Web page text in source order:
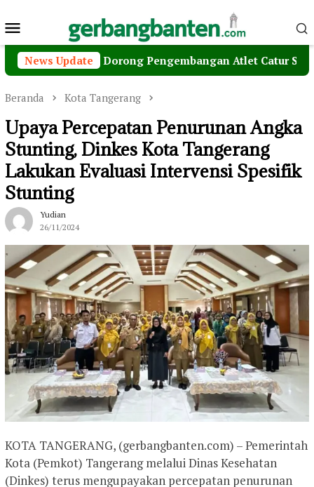
ke
Menu
Mobile
News Update
Dimyati Dorong Pengembangan Atlet Catur Sejak Dini
Beranda Kota Tangerang
Upaya Percepatan Penurunan Angka
Stunting, Dinkes Kota Tangerang
Lakukan Evaluasi Intervensi Spesifik
Stunting
Yudian
26/11/2024
KOTA TANGERANG, (gerbangbanten.com) – Pemerintah
Kota (Pemkot) Tangerang melalui Dinas Kesehatan
(Dinkes) terus mengupayakan percepatan penurunan